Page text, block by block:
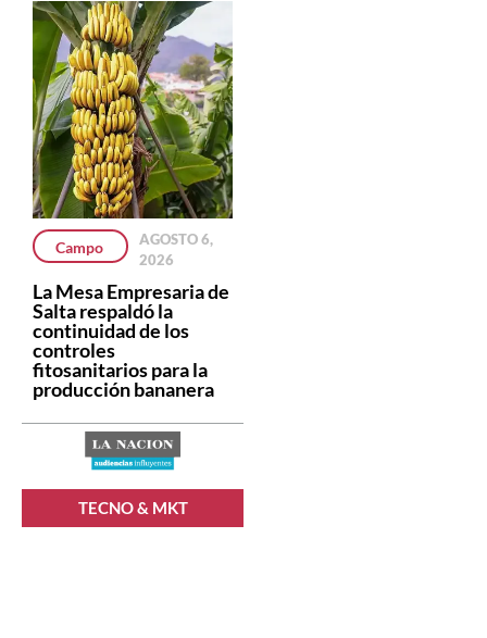
Campo
AGOSTO 6,
2026
La Mesa Empresaria de
Salta respaldó la
continuidad de los
controles
fitosanitarios para la
producción bananera
TECNO & MKT